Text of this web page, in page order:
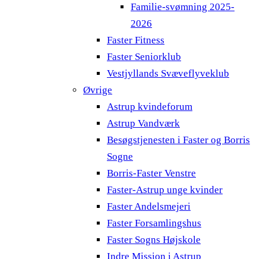
Familie-svømning 2025-
2026
Faster Fitness
Faster Seniorklub
Vestjyllands Svæveflyveklub
Øvrige
Astrup kvindeforum
Astrup Vandværk
Besøgstjenesten i Faster og Borris
Sogne
Borris-Faster Venstre
Faster-Astrup unge kvinder
Faster Andelsmejeri
Faster Forsamlingshus
Faster Sogns Højskole
Indre Mission i Astrup